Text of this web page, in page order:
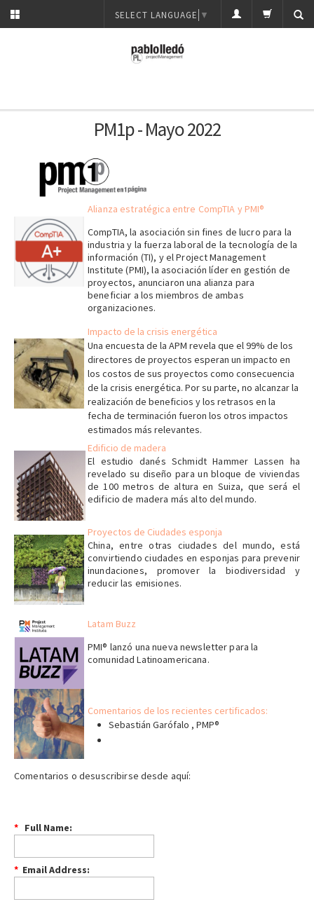
SELECT LANGUAGE ▼
PM1p - Mayo 2022
Alianza estratégica entre CompTIA y PMI®
CompTIA, la asociación sin fines de lucro para la
industria y la fuerza laboral de la tecnología de la
información (TI), y el Project Management
Institute (PMI), la asociación líder en gestión de
proyectos, anunciaron una alianza para
beneficiar a los miembros de ambas
organizaciones.
Impacto de la crisis energética
Una encuesta de la APM revela que el 99% de los
directores de proyectos esperan un impacto en
los costos de sus proyectos como consecuencia
de la crisis energética. Por su parte, no alcanzar la
realización de beneficios y los retrasos en la
fecha de terminación fueron los otros impactos
estimados más relevantes.
Edificio de madera
El estudio danés Schmidt Hammer Lassen ha
revelado su diseño para un bloque de viviendas
de 100 metros de altura en Suiza, que será el
edificio de madera más alto del mundo.
Proyectos de Ciudades esponja
China, entre otras ciudades del mundo, está
convirtiendo ciudades en esponjas para prevenir
inundaciones, promover la biodiversidad y
reducir las emisiones.
Latam Buzz
PMI® lanzó una nueva newsletter para la
comunidad Latinoamericana.
Comentarios de los recientes certificados:
Sebastián Garófalo , PMP®
Comentarios o desuscribirse desde aquí:
* Full Name:
* Email Address: